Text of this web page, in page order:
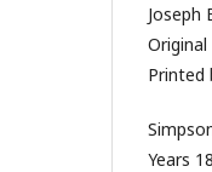
Joseph
Printed
Years